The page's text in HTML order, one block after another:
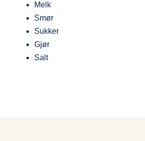
Melk
Smør
Sukker
Gjør
Salt